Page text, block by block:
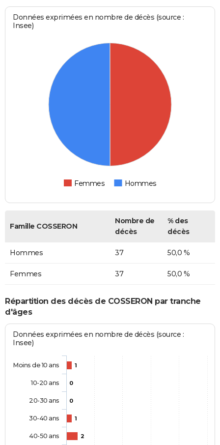
Données exprimées en nombre de décès (source :
Insee)
Femmes Hommes
Famille COSSERON
Nombre de
décès
% des
décès
Hommes 37 50,0 %
Femmes 37 50,0 %
Répartition des décès de COSSERON par tranche
d'âges
Données exprimées en nombre de décès (source :
Insee)
1
0
0
1
2
Moins de 10 ans
10-20 ans
20-30 ans
30-40 ans
40-50 ans